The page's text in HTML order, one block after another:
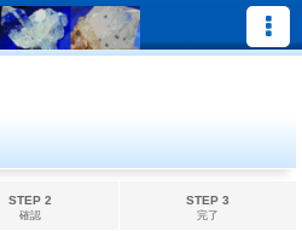
STEP 2
確認
STEP 3
完了